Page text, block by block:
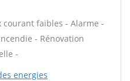
courant faibles - Alarme -
- Rénovation
-
energies